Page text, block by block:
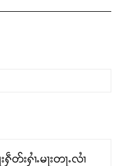
တ်းႁၢႆႉမႃးတႃႉလၢႆ